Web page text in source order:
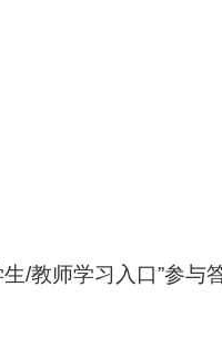
教师学习入口”参与